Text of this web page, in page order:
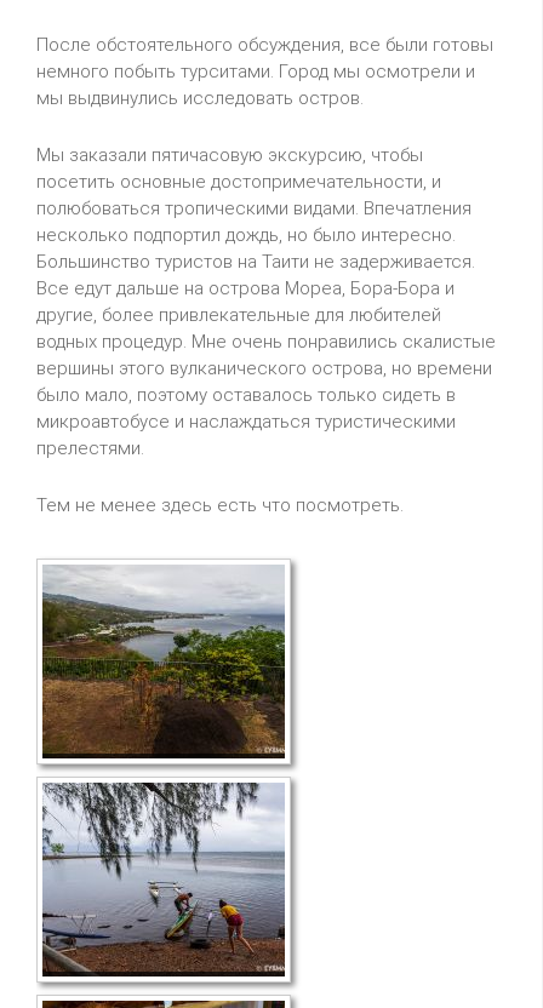
После обстоятельного обсуждения, все были готовы
немного побыть турситами. Город мы осмотрели и
мы выдвинулись исследовать остров.
Мы заказали пятичасовую экскурсию, чтобы
посетить основные достопримечательности, и
полюбоваться тропическими видами. Впечатления
несколько подпортил дождь, но было интересно.
Большинство туристов на Таити не задерживается.
Все едут дальше на острова Мореа, Бора-Бора и
другие, более привлекательные для любителей
водных процедур. Мне очень понравились скалистые
вершины этого вулканического острова, но времени
было мало, поэтому оставалось только сидеть в
микроавтобусе и наслаждаться туристическими
прелестями.
Тем не менее здесь есть что посмотреть.